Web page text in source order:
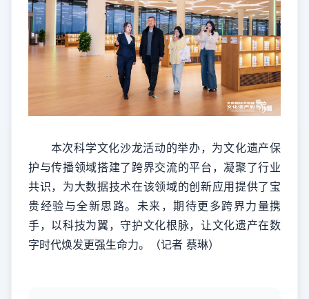
本次科学文化沙龙活动的举办，为文化遗产保
护与传播领域搭建了跨界交流的平台，凝聚了行业
共识，为大数据技术在该领域的创新应用提供了宝
贵经验与全新思路。未来，期待更多跨界力量携
手，以科技为翼，守护文化根脉，让文化遗产在数
字时代焕发更强生命力。（记者 蔡琳）